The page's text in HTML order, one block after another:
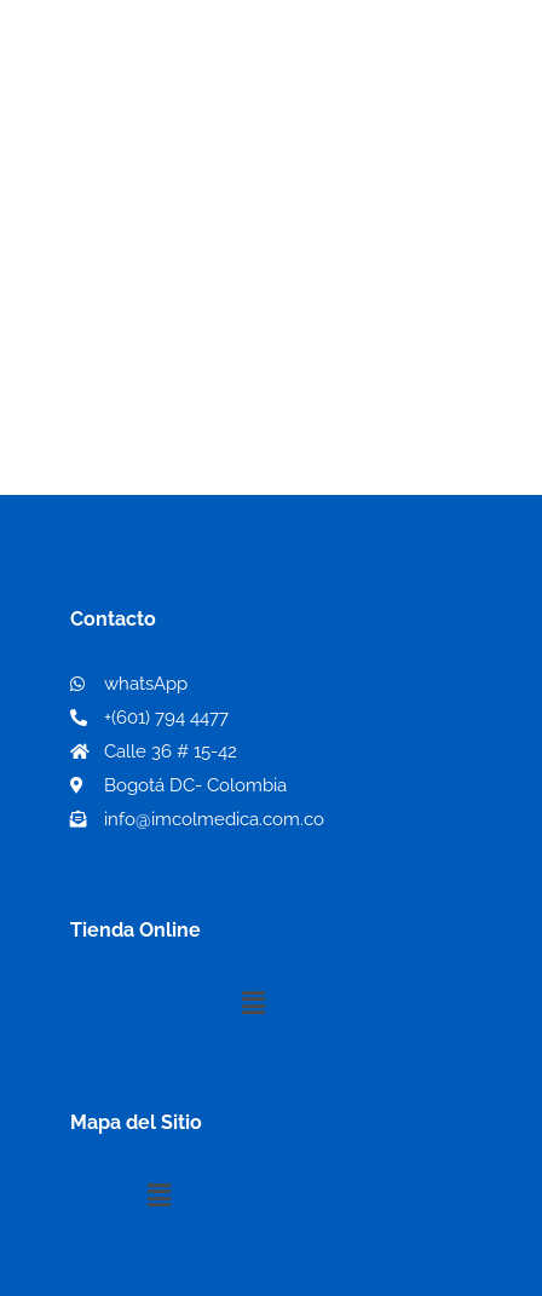
Contacto
whatsApp
+(601) 794 4477
Calle 36 # 15-42
Bogotá DC- Colombia
info@imcolmedica.com.co
Tienda Online
Menú
Mapa del Sitio
Menú